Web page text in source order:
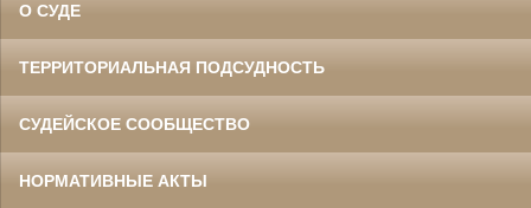
О СУДЕ
ТЕРРИТОРИАЛЬНАЯ ПОДСУДНОСТЬ
СУДЕЙСКОЕ СООБЩЕСТВО
НОРМАТИВНЫЕ АКТЫ